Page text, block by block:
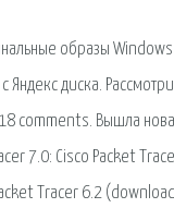
образы
Яндекс диска.
comments. Вышла
7.0: Cisco Packet
Tracer 6.2